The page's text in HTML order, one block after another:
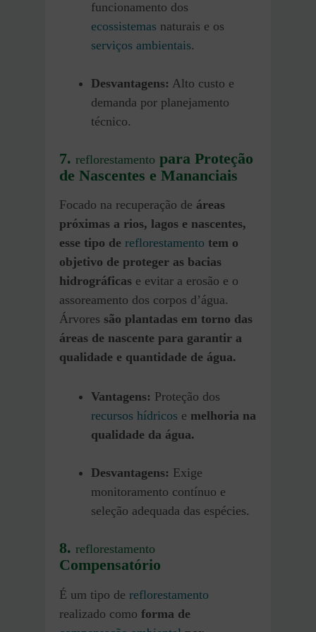
funcionamento dos
ecossistemas naturais e os
serviços ambientais.
Desvantagens: Alto custo e
demanda por planejamento
técnico.
7. reflorestamento para Proteção
de Nascentes e Mananciais
Focado na recuperação de áreas
próximas a rios, lagos e nascentes,
esse tipo de reflorestamento tem o
objetivo de proteger as bacias
hidrográficas e evitar a erosão e o
assoreamento dos corpos d’água.
Árvores são plantadas em torno das
áreas de nascente para garantir a
qualidade e quantidade de água.
Vantagens: Proteção dos
recursos hídricos e melhoria na
qualidade da água.
Desvantagens: Exige
monitoramento contínuo e
seleção adequada das espécies.
8. reflorestamento
Compensatório
É um tipo de reflorestamento
realizado como forma de